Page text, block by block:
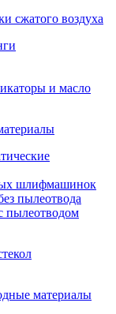
сжатого воздуха
и масло
шлифмашинок
пылеотвода
пылеотводом
материалы